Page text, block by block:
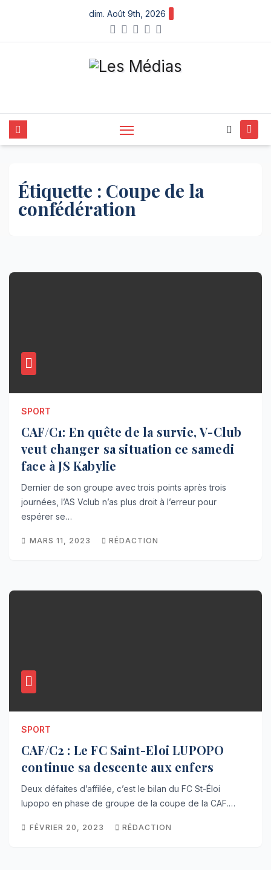
content
dim. Août 9th, 2026
Étiquette : Coupe de la
confédération
SPORT
CAF/C1: En quête de la survie, V-Club
veut changer sa situation ce samedi
face à JS Kabylie
Dernier de son groupe avec trois points après trois
journées, l’AS Vclub n’as plus droit à l’erreur pour
espérer se…
MARS 11, 2023 RÉDACTION
SPORT
CAF/C2 : Le FC Saint-Eloi LUPOPO
continue sa descente aux enfers
Deux défaites d’affilée, c’est le bilan du FC St-Éloi
lupopo en phase de groupe de la coupe de la CAF.…
FÉVRIER 20, 2023 RÉDACTION